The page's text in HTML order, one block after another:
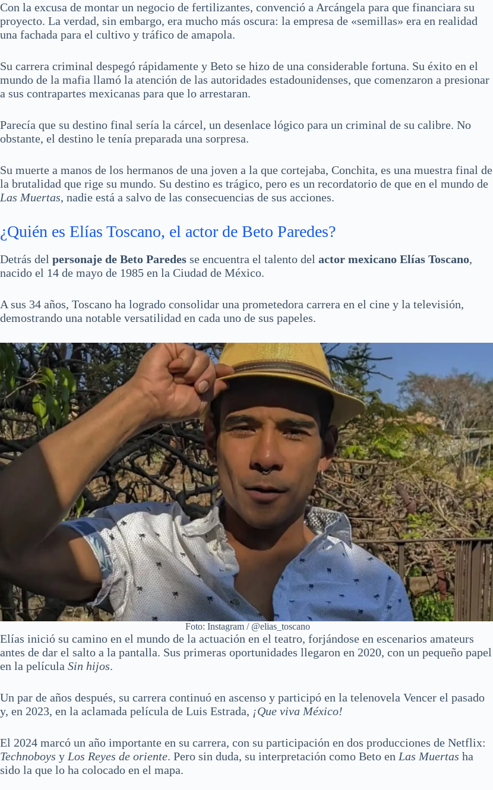
Con la excusa de montar un negocio de fertilizantes, convenció a Arcángela para que financiara su
proyecto. La verdad, sin embargo, era mucho más oscura: la empresa de «semillas» era en realidad
una fachada para el cultivo y tráfico de amapola.
Su carrera criminal despegó rápidamente y Beto se hizo de una considerable fortuna. Su éxito en el
mundo de la mafia llamó la atención de las autoridades estadounidenses, que comenzaron a presionar
a sus contrapartes mexicanas para que lo arrestaran.
Parecía que su destino final sería la cárcel, un desenlace lógico para un criminal de su calibre. No
obstante, el destino le tenía preparada una sorpresa.
Su muerte a manos de los hermanos de una joven a la que cortejaba, Conchita, es una muestra final de
la brutalidad que rige su mundo. Su destino es trágico, pero es un recordatorio de que en el mundo de
Las Muertas, nadie está a salvo de las consecuencias de sus acciones.
¿Quién es Elías Toscano, el actor de Beto Paredes?
Detrás del personaje de Beto Paredes se encuentra el talento del actor mexicano Elías Toscano,
nacido el 14 de mayo de 1985 en la Ciudad de México.
A sus 34 años, Toscano ha logrado consolidar una prometedora carrera en el cine y la televisión,
demostrando una notable versatilidad en cada uno de sus papeles.
Foto: Instagram / @elias_toscano
Elías inició su camino en el mundo de la actuación en el teatro, forjándose en escenarios amateurs
antes de dar el salto a la pantalla. Sus primeras oportunidades llegaron en 2020, con un pequeño papel
en la película Sin hijos.
Un par de años después, su carrera continuó en ascenso y participó en la telenovela Vencer el pasado
y, en 2023, en la aclamada película de Luis Estrada, ¡Que viva México!
El 2024 marcó un año importante en su carrera, con su participación en dos producciones de Netflix:
Technoboys y Los Reyes de oriente. Pero sin duda, su interpretación como Beto en Las Muertas ha
sido la que lo ha colocado en el mapa.